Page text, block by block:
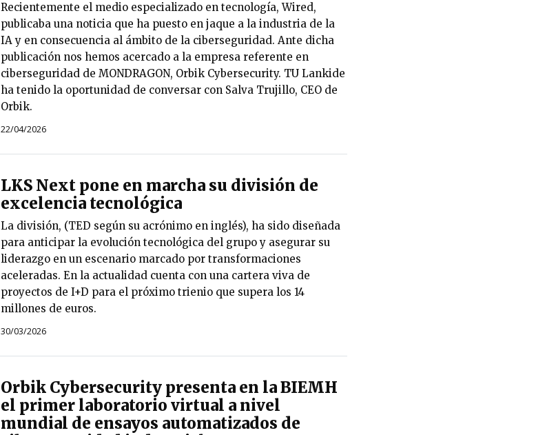
Recientemente el medio especializado en tecnología, Wired,
publicaba una noticia que ha puesto en jaque a la industria de la
IA y en consecuencia al ámbito de la ciberseguridad. Ante dicha
publicación nos hemos acercado a la empresa referente en
ciberseguridad de MONDRAGON, Orbik Cybersecurity. TU Lankide
ha tenido la oportunidad de conversar con Salva Trujillo, CEO de
Orbik.
22/04/2026
LKS Next pone en marcha su división de
excelencia tecnológica
La división, (TED según su acrónimo en inglés), ha sido diseñada
para anticipar la evolución tecnológica del grupo y asegurar su
liderazgo en un escenario marcado por transformaciones
aceleradas. En la actualidad cuenta con una cartera viva de
proyectos de I+D para el próximo trienio que supera los 14
millones de euros.
30/03/2026
Orbik Cybersecurity presenta en la BIEMH
el primer laboratorio virtual a nivel
mundial de ensayos automatizados de